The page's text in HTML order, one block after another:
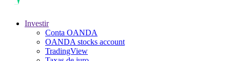
Investir
Conta OANDA
OANDA stocks account
TradingView